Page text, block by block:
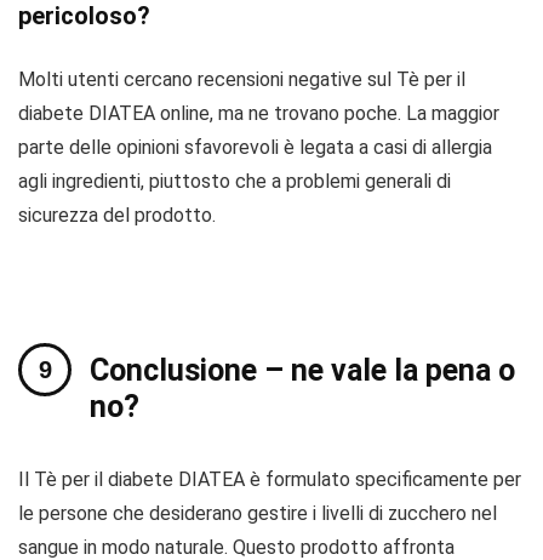
pericoloso?
Molti utenti cercano recensioni negative sul Tè per il
diabete DIATEA online, ma ne trovano poche. La maggior
parte delle opinioni sfavorevoli è legata a casi di allergia
agli ingredienti, piuttosto che a problemi generali di
sicurezza del prodotto.
Conclusione – ne vale la pena o
no?
Il Tè per il diabete DIATEA è formulato specificamente per
le persone che desiderano gestire i livelli di zucchero nel
sangue in modo naturale. Questo prodotto affronta